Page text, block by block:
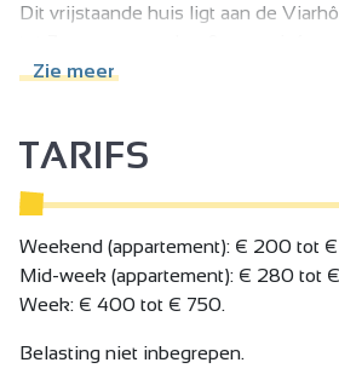
Dit vrijstaande huis ligt aan de
zonder extra kosten), een groot
met zithoek, slaapbank voor 2
doucheruimte met grote Italiaanse
slaapkamer (3 eenpersoonsbedden), 1
eenpersoonsbed of 2
beddengoed aanwezig en bedden
aankomst, centrale verwarming bij de
Zie meer
TARIFS
Weekend (appartement): € 200 tot
Mid-week (appartement): € 280 tot
Week: € 400 tot € 750.
Belasting niet inbegrepen.